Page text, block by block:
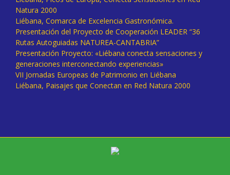
Natura 2000
Liébana, Comarca de Excelencia Gastronómica.
Presentación del Proyecto de Cooperación LEADER “36
Rutas Autoguiadas NATUREA-CANTABRIA”
Presentación Proyecto: «Liébana conecta sensaciones y
generaciones interconectando experiencias»
VII Jornadas Europeas de Patrimonio en Liébana
Liébana, Paisajes que Conectan en Red Natura 2000